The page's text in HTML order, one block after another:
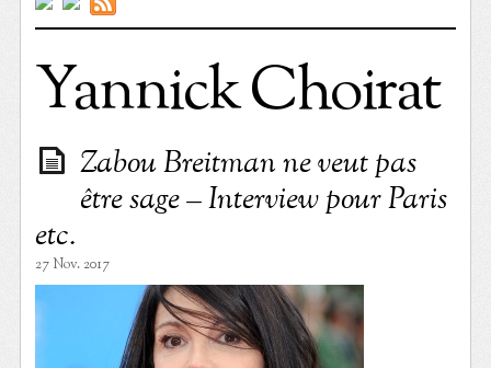
Yannick Choirat
Zabou Breitman ne veut pas
être sage – Interview pour Paris
etc.
27 Nov. 2017